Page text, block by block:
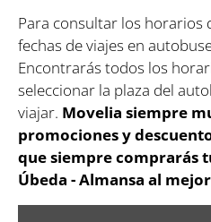
Para consultar los horarios
fechas de viajes en
Encontrarás todos los
seleccionar la plaza del
viajar. Movelia siempre
promociones y
que siempre comprarás
Úbeda - Almansa al